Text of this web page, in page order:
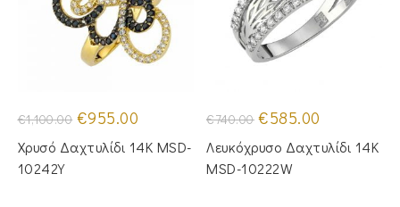
€1,100.00 Original
price
€1,100.00.
€955.00
τιμή
είναι:
Χρυσό Δαχτυλίδι 14Κ MSD-
10242Y
€740.00 Original
price
€740.00.
€585.00
τιμή
είναι:
Λευκόχρυσο Δαχτυλίδι 14K
MSD-10222W